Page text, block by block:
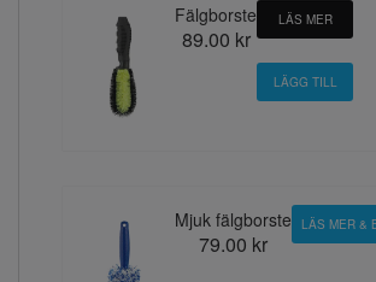
Fälgborste
89.00 kr
LÄS MER
Mjuk fälgborste
79.00 kr
LÄS MER &